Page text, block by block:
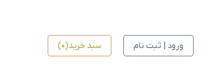
ورود | ثبت نام سبد خرید(0)